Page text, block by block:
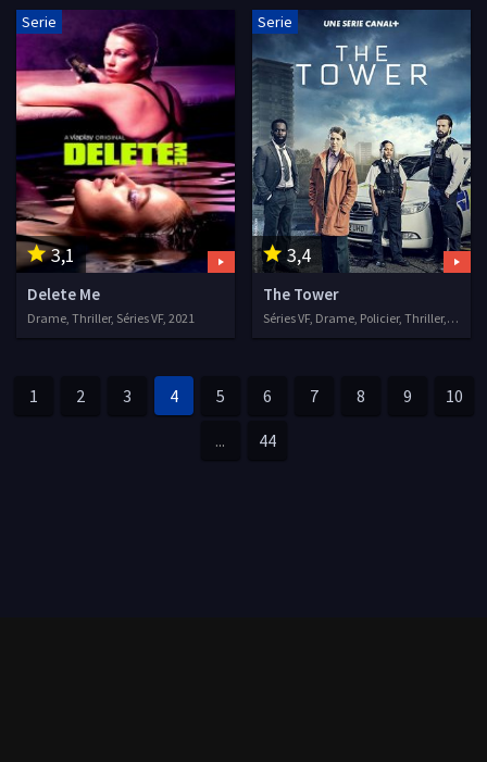
3,1
Serie
Delete Me
Drame, Thriller, Séries VF, 2021
3,4
Serie
The Tower
Séries VF, Drame, Policier, Thriller, 2021
1 2 3 4 5 6 7 8 9 10
... 44